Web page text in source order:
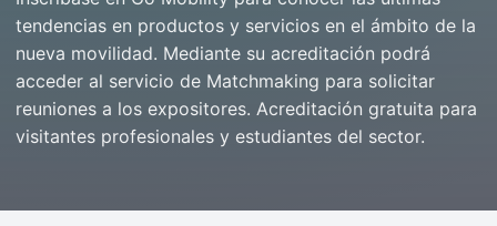
tendencias en productos y servicios en el ámbito de la
nueva movilidad. Mediante su acreditación podrá
acceder al servicio de Matchmaking para solicitar
reuniones a los expositores. Acreditación gratuita para
visitantes profesionales y estudiantes del sector.